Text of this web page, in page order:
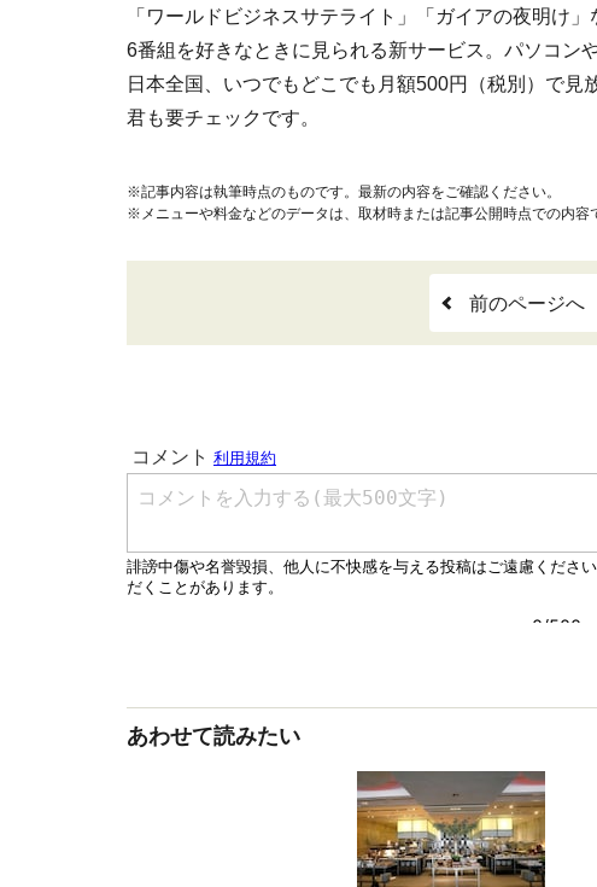
「ワールドビジネスサテライト」「ガイアの夜明け
6番組を好きなときに見られる新サービス。パソコン
日本全国、いつでもどこでも月額500円（税別）で
君も要チェックです。
※記事内容は執筆時点のものです。最新の内容をご確認ください。
※メニューや料金などのデータは、取材時または記事公開時点での内容
前のページへ
あわせて読みたい